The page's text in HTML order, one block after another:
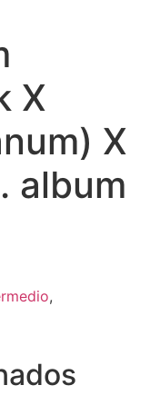
X
X
album
,